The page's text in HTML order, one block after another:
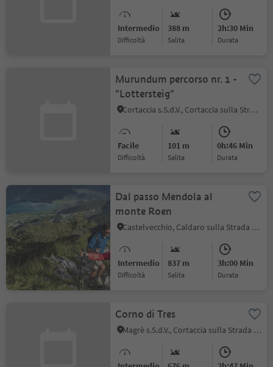
Intermedio
Difficoltà
388 m
Salita
2h:30 Min
durata
Murundum percorso nr. 1 -
"Lottersteig"
Cortaccia s.S.d.V., Cortaccia sulla Strada del Vino, Strada del Vino
Facile
Difficoltà
101 m
Salita
0h:46 Min
durata
Dal passo Mendola al
monte Roen
Castelvecchio, Caldaro sulla Strada del Vino, Strada del Vino
Intermedio
Difficoltà
837 m
Salita
3h:00 Min
durata
Corno di Tres
Magrè s.S.d.V., Cortaccia sulla Strada del Vino, Strada del Vino